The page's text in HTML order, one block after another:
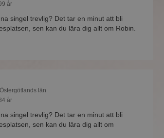
år
singel trevlig? Det tar en minut att bli
sen kan du lära dig allt om Robin.
län
år
singel trevlig? Det tar en minut att bli
sen kan du lära dig allt om